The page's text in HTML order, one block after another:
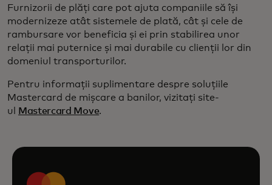
Furnizorii de plăți care pot ajuta companiile să își
modernizeze atât sistemele de plată, cât și cele de
rambursare vor beneficia și ei prin stabilirea unor
relații mai puternice și mai durabile cu clienții lor din
domeniul transporturilor.
Pentru informații suplimentare despre soluțiile
Mastercard de mișcare a banilor, vizitați site-
ul
Mastercard Move.